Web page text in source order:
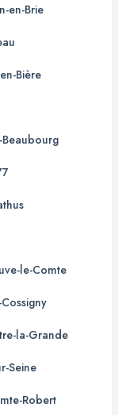
en-Brie
Bière
Beaubourg
le-Comte
la-Grande
Seine
Robert